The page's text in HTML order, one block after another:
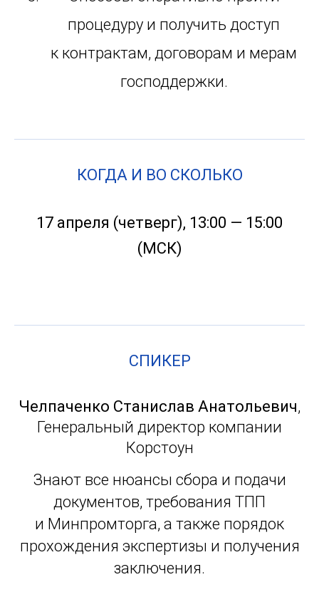
процедуру и получить доступ
к контрактам, договорам и мерам
господдержки.
КОГДА И ВО СКОЛЬКО
17 апреля (четверг), 13:00 — 15:00
(МСК)
СПИКЕР
Челпаченко Станислав Анатольевич,
Генеральный директор компании
Корстоун
Знают все нюансы сбора и подачи
документов, требования ТПП
и Минпромторга, а также порядок
прохождения экспертизы и получения
заключения.